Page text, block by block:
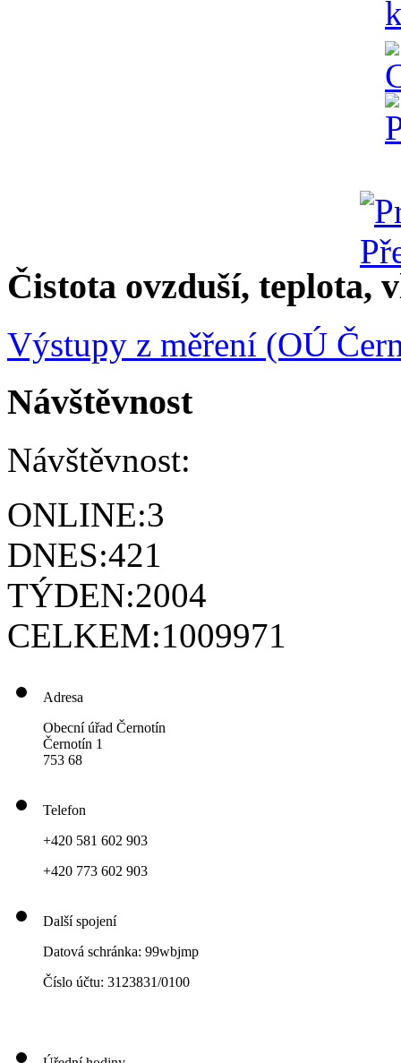
Čistota ovzduší, teplota,
Výstupy z měření (OÚ
Návštěvnost
Návštěvnost:
ONLINE:3
DNES:421
TÝDEN:2004
CELKEM:1009971
Adresa
Obecní úřad Černotín
Černotín 1
753 68
Telefon
+420 581 602 903
+420 773 602 903
Další spojení
Datová schránka: 99wbjmp
Číslo účtu: 3123831/0100